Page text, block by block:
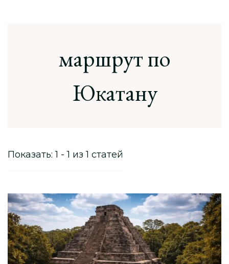
маршрут по
Юкатану
Показать: 1 - 1 из 1 статей